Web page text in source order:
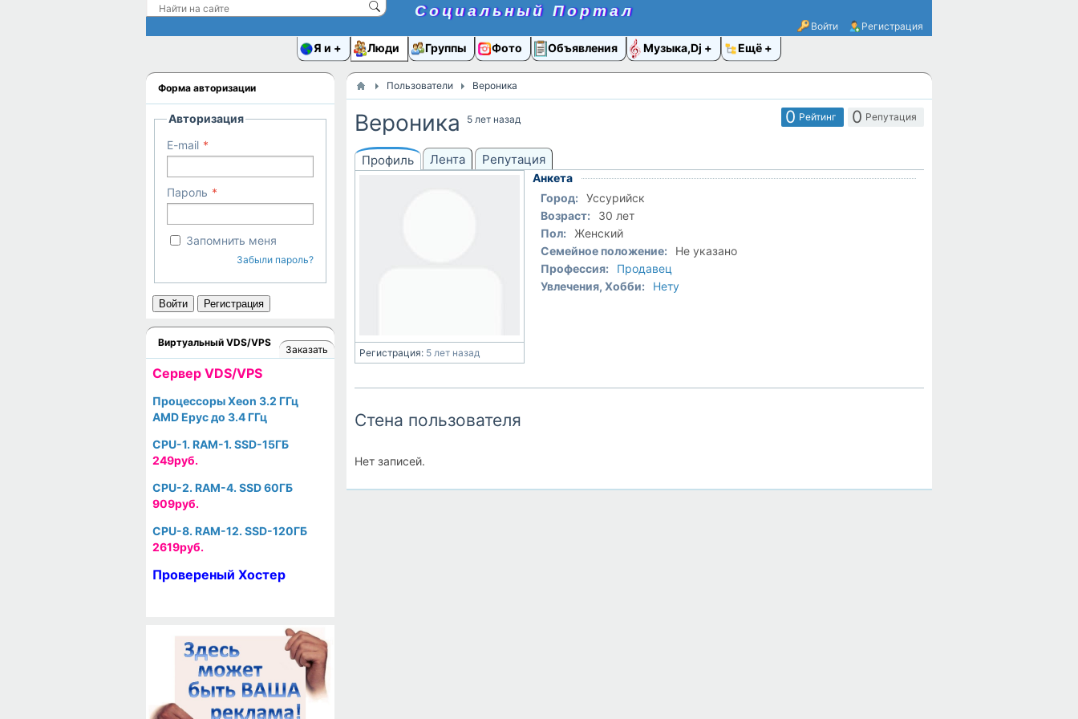
Социальный Портал
Войти Регистрация
Я и Люди Группы Фото Объявления Музыка,Dj Ещё
Пользователи Вероника
Вероника 5 лет назад 0 Репутация
0 Рейтинг
Профиль Лента Репутация
Регистрация: 5 лет назад
Анкета
Город:
Уссурийск
Возраст:
30 лет
Пол:
Женский
Семейное положение:
Не указано
Профессия:
Продавец
Увлечения, Хобби:
Нету
Стена пользователя
Нет записей.
Форма авторизации
Авторизация
E-mail
Пароль
Запомнить меня
Забыли пароль?
Войти Регистрация
Виртуальный VDS/VPS
Заказать
Cервер VDS/VPS
Процессоры Xeon 3.2 ГГц
AMD Epyc до 3.4 ГГц
CPU-1. RAM-1. SSD-15ГБ
249руб.
CPU-2. RAM-4. SSD 60ГБ
909руб.
CPU-8. RAM-12. SSD-120ГБ
2619руб.
Провереный Хостер